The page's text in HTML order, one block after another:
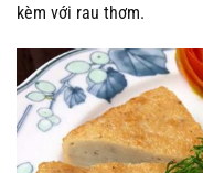
kèm với rau thơm.